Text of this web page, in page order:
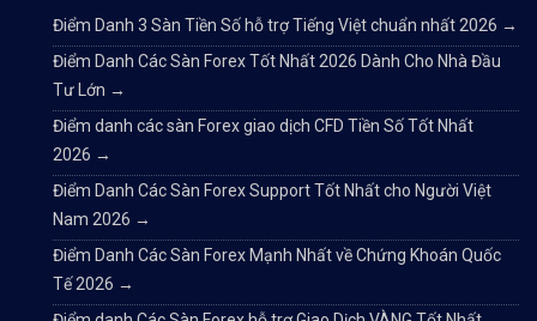
Điểm Danh 3 Sàn Tiền Số hỗ trợ Tiếng Việt chuẩn nhất 2026 →
Điểm Danh Các Sàn Forex Tốt Nhất 2026 Dành Cho Nhà Đầu
Tư Lớn →
Điểm danh các sàn Forex giao dịch CFD Tiền Số Tốt Nhất
2026 →
Điểm Danh Các Sàn Forex Support Tốt Nhất cho Người Việt
Nam 2026 →
Điểm Danh Các Sàn Forex Mạnh Nhất về Chứng Khoán Quốc
Tế 2026 →